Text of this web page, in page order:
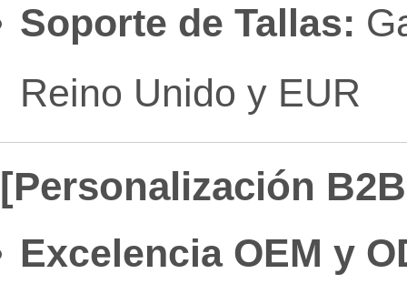
Soporte de Tallas:
Reino Unido y EUR
[Personalización
Excelencia OEM y